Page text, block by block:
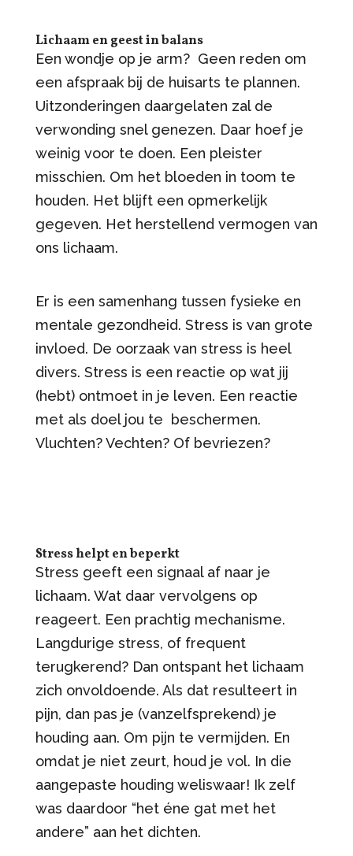
Lichaam en geest in balans
Een wondje op je arm? Geen reden om
een afspraak bij de huisarts te plannen.
Uitzonderingen daargelaten zal de
verwonding snel genezen. Daar hoef je
weinig voor te doen. Een pleister
misschien. Om het bloeden in toom te
houden. Het blijft een opmerkelijk
gegeven. Het herstellend vermogen van
ons lichaam.
Er is een samenhang tussen fysieke en
mentale gezondheid. Stress is van grote
invloed. De oorzaak van stress is heel
divers. Stress is een reactie op wat jij
(hebt) ontmoet in je leven. Een reactie
met als doel jou te beschermen.
Vluchten? Vechten? Of bevriezen?
Stress helpt en beperkt
Stress geeft een signaal af naar je
lichaam. Wat daar vervolgens op
reageert. Een prachtig mechanisme.
Langdurige stress, of frequent
terugkerend? Dan ontspant het lichaam
zich onvoldoende. Als dat resulteert in
pijn, dan pas je (vanzelfsprekend) je
houding aan. Om pijn te vermijden. En
omdat je niet zeurt, houd je vol. In die
aangepaste houding weliswaar! Ik zelf
was daardoor “het éne gat met het
andere” aan het dichten.